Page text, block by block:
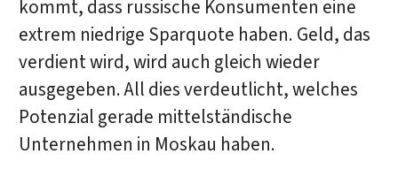
kommt, dass russische Konsumenten eine
extrem niedrige Sparquote haben. Geld, das
verdient wird, wird auch gleich wieder
ausgegeben. All dies verdeutlicht, welches
Potenzial gerade mittelständische
Unternehmen in Moskau haben.